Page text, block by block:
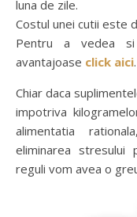
luna de zile.
Costul unei cutii este
Pentru a vedea
avantajoase click aici.
Chiar daca
impotriva
alimentatia
eliminarea
reguli vom avea o